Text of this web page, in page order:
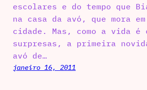
escolares e do tempo que
na casa da avó, que mora
cidade. Mas, como a vida é
surpresas, a primeira
avó de…
janeiro 16, 2011